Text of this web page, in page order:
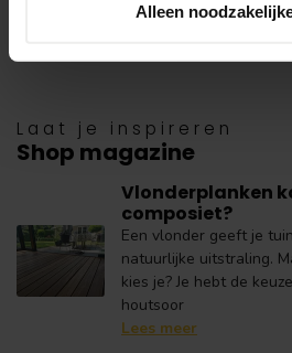
Alleen
Elders
Laat je inspireren
Shop magazine
Vlonderplanken
composiet?
Een vlonder geeft je
natuurlijke uitstraling.
kies je? Je hebt de
houtsoor
Lees meer